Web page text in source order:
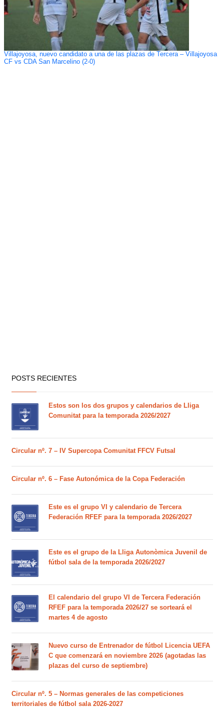
Villajoyosa, nuevo candidato a una de las plazas de Tercera – Villajoyosa
CF vs CDA San Marcelino (2-0)
POSTS RECIENTES
Estos son los dos grupos y calendarios de Lliga
Comunitat para la temporada 2026/2027
Circular nº. 7 – IV Supercopa Comunitat FFCV Futsal
Circular nº. 6 – Fase Autonómica de la Copa Federación
Este es el grupo VI y calendario de Tercera
Federación RFEF para la temporada 2026/2027
Este es el grupo de la Lliga Autonòmica Juvenil de
fútbol sala de la temporada 2026/2027
El calendario del grupo VI de Tercera Federación
RFEF para la temporada 2026/27 se sorteará el
martes 4 de agosto
Nuevo curso de Entrenador de fútbol Licencia UEFA
C que comenzará en noviembre 2026 (agotadas las
plazas del curso de septiembre)
Circular nº. 5 – Normas generales de las competiciones
territoriales de fútbol sala 2026-2027